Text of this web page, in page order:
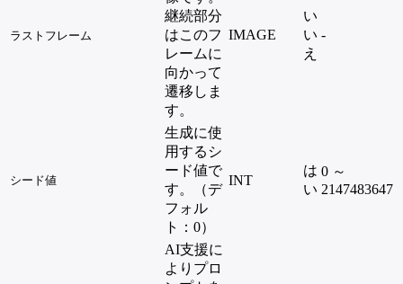
ラストフレーム
継続部分
はこのフ
レームに
向かって
遷移しま
す。
IMAGE
い
い
え
-
シード値
生成に使
用するシ
ード値で
す。（デ
フォル
ト：0）
INT
は
い
0 ～
2147483647
AI支援に
よりプロ